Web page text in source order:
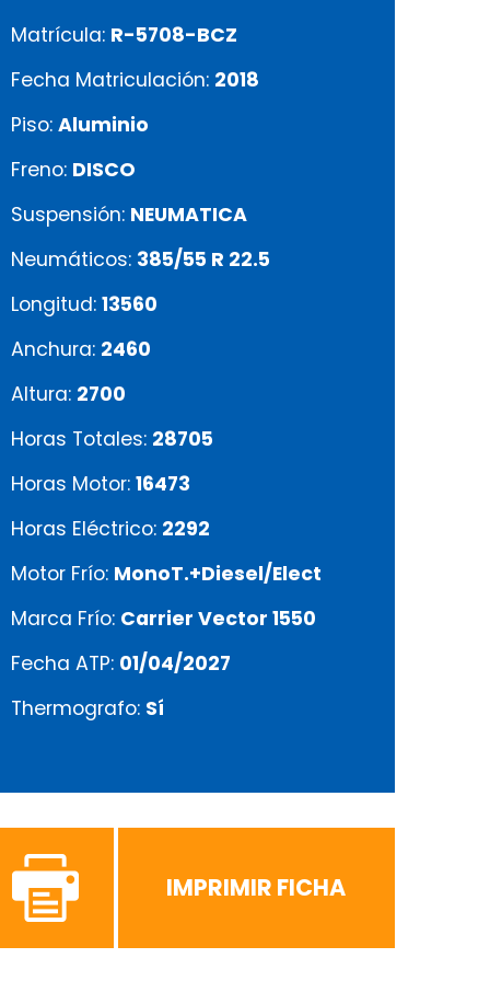
Matrícula: R-5708-BCZ
Fecha Matriculación: 2018
Piso: Aluminio
Freno: DISCO
Suspensión: NEUMATICA
Neumáticos: 385/55 R 22.5
Longitud: 13560
Anchura: 2460
Altura: 2700
Horas Totales: 28705
Horas Motor: 16473
Horas Eléctrico: 2292
Motor Frío: MonoT.+Diesel/Elect
Marca Frío: Carrier Vector 1550
Fecha ATP: 01/04/2027
Thermografo: Sí
IMPRIMIR FICHA